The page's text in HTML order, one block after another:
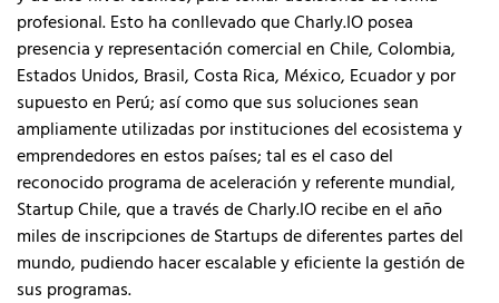
profesional. Esto ha conllevado que Charly.IO posea
presencia y representación comercial en Chile, Colombia,
Estados Unidos, Brasil, Costa Rica, México, Ecuador y por
supuesto en Perú; así como que sus soluciones sean
ampliamente utilizadas por instituciones del ecosistema y
emprendedores en estos países; tal es el caso del
reconocido programa de aceleración y referente mundial,
Startup Chile, que a través de Charly.IO recibe en el año
miles de inscripciones de Startups de diferentes partes del
mundo, pudiendo hacer escalable y eficiente la gestión de
sus programas.